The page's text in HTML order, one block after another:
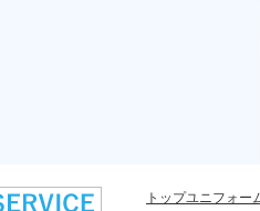
トップユニフォー